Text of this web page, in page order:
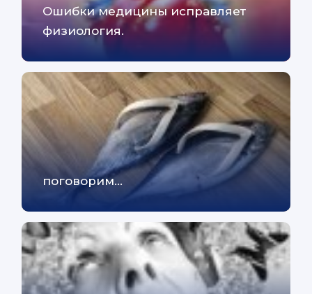
Oшибки медицины иcправляет
физиология.
поговорим...